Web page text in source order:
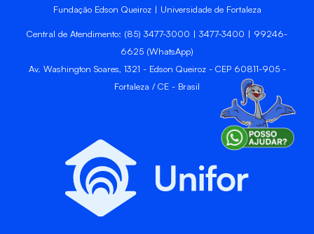
Fundação Edson Queiroz | Universidade de Fortaleza
Central de Atendimento: (85) 3477-3000 | 3477-3400 | 99246-
6625 (WhatsApp)
Av. Washington Soares, 1321 - Edson Queiroz - CEP 60811-905 -
Fortaleza / CE - Brasil